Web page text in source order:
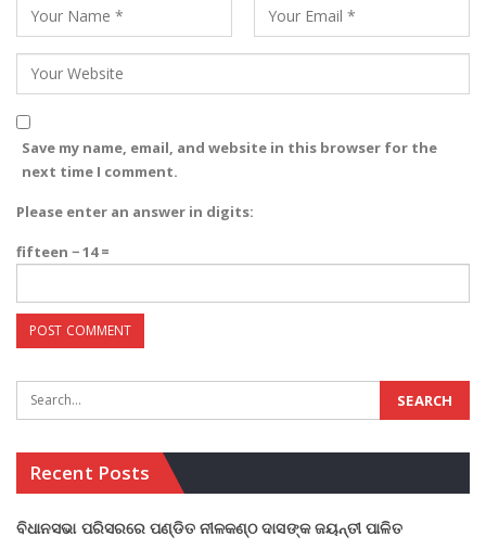
Save my name, email, and website in this browser for the
next time I comment.
Please enter an answer in digits:
fifteen − 14 =
Recent Posts
ବିଧାନସଭା ପରିସରରେ ପଣ୍ଡିତ ନୀଳକଣ୍ଠ ଦାସଙ୍କ ଜୟନ୍ତୀ ପାଳିତ